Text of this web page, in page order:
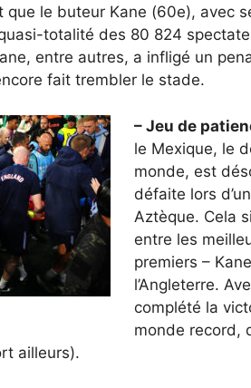
que le buteur Kane (60e), avec
totalité des 80 824
entre autres, a infligé un
fait trembler le stade.
– Jeu de
le Mexique, le
monde, est
défaite lors
Aztèque. Cela
entre les
premiers –
l’Angleterre.
complété la
monde record,
ailleurs).